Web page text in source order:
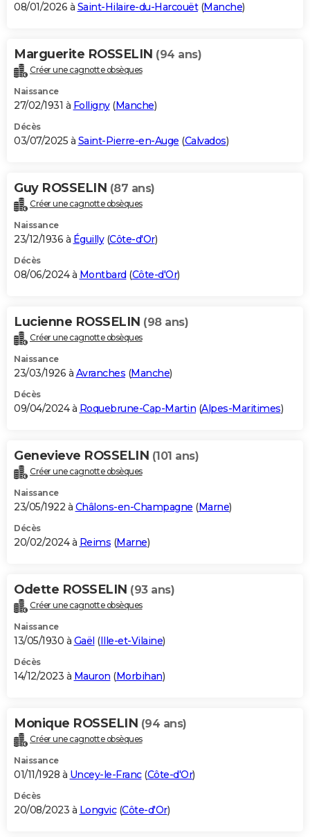
08/01/2026 à Saint-Hilaire-du-Harcouët(Manche)
Marguerite ROSSELIN (94 ans)
Créer une cagnotte obsèques
Naissance
27/02/1931 à Folligny(Manche)
Décès
03/07/2025 à Saint-Pierre-en-Auge (Calvados)
Guy ROSSELIN (87 ans)
Créer une cagnotte obsèques
Naissance
23/12/1936 à Éguilly(Côte-d'Or)
Décès
08/06/2024 à Montbard (Côte-d'Or)
Lucienne ROSSELIN (98 ans)
Créer une cagnotte obsèques
Naissance
23/03/1926 à Avranches (Manche)
Décès
09/04/2024 à Roquebrune-Cap-Martin (Alpes-Maritimes)
Genevieve ROSSELIN (101 ans)
Créer une cagnotte obsèques
Naissance
23/05/1922 à Châlons-en-Champagne (Marne)
Décès
20/02/2024 à Reims (Marne)
Odette ROSSELIN (93 ans)
Créer une cagnotte obsèques
Naissance
13/05/1930 à Gaël (Ille-et-Vilaine)
Décès
14/12/2023 à Mauron (Morbihan)
Monique ROSSELIN (94 ans)
Créer une cagnotte obsèques
Naissance
01/11/1928 à Uncey-le-Franc(Côte-d'Or)
Décès
20/08/2023 à Longvic(Côte-d'Or)